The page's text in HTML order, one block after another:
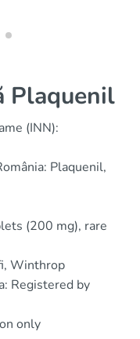
Plaquenil
(INN):
Plaquenil,
(200 mg), rare
Winthrop
Registered by
only